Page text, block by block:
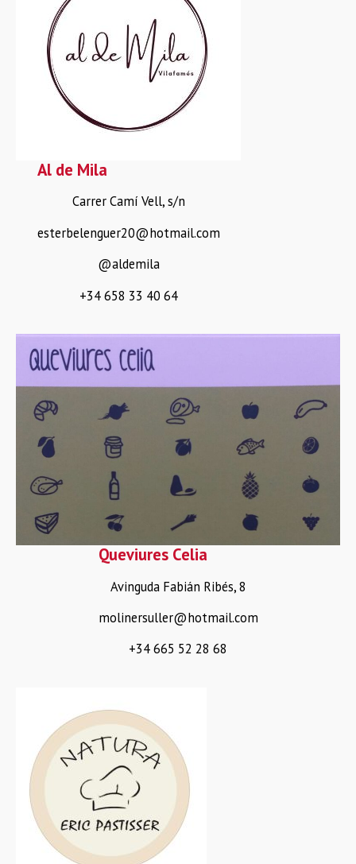
Al de Mila
Carrer Camí Vell, s/n
esterbelenguer20@hotmail.com
@aldemila
+34 658 33 40 64
Queviures Celia
Avinguda Fabián Ribés, 8
molinersuller@hotmail.com
+34 665 52 28 68